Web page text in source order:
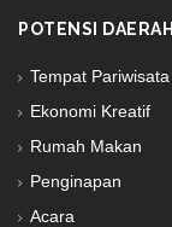
POTENSI DAERAH
Tempat Pariwisata
Ekonomi Kreatif
Rumah Makan
Penginapan
Acara